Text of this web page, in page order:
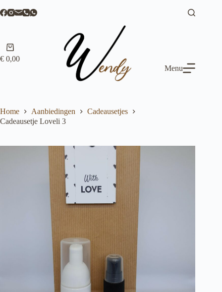
naar
Winkelwagen
€ 0,00
Menu
Home Aanbiedingen
Cadeausetjes
Cadeausetje Loveli 3